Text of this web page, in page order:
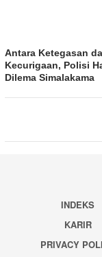
Antara Ketegasan
Kecurigaan, Polisi
Dilema Simalakama
INDEKS
KARIR
PRIVACY